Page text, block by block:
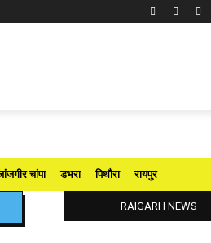
चांपा डभरा पिथौरा रायपुर
RAIGARH NEWS